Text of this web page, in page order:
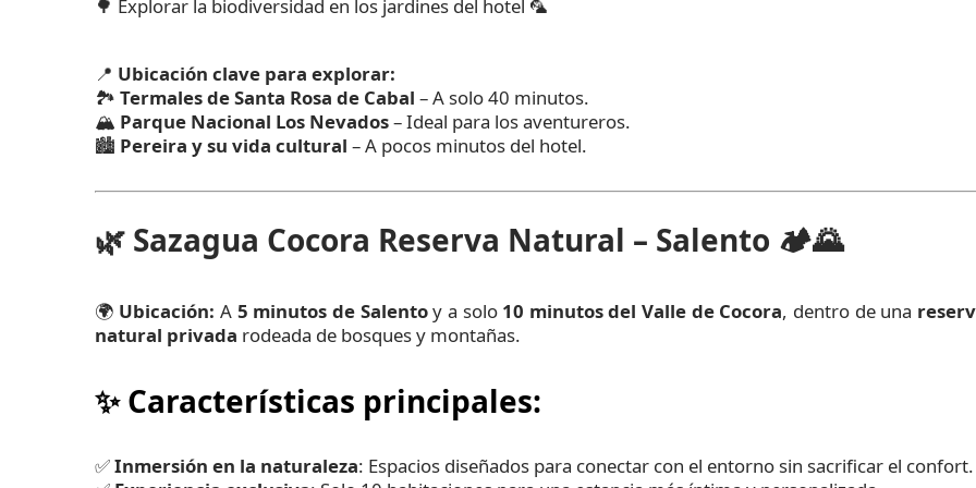
🌳 Explorar la biodiversidad en los jardines del hotel 🦜
📍 Ubicación clave para explorar:
🏞️ Termales de Santa Rosa de Cabal – A solo 40 minutos.
🏔️ Parque Nacional Los Nevados– Ideal para los aventureros.
🏙️ Pereira y su vida cultural – A pocos minutos del hotel.
🌿 Sazagua Cocora Reserva Natural – Salento 🏕️🌄
🌍 Ubicación: A 5 minutos de Salentoy a solo 10 minutos del Valle de Cocora, dentro de una
natural privada rodeada de bosques y montañas.
✨Características principales:
✅Inmersión en la naturaleza: Espacios diseñados para conectar con el entorno sin sacrificar el confort.